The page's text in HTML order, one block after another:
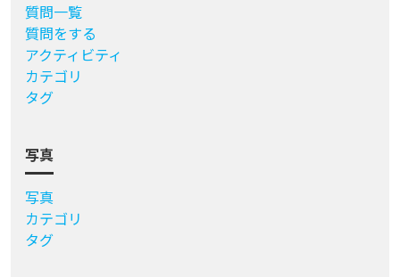
質問一覧
質問をする
アクティビティ
カテゴリ
タグ
写真
写真
カテゴリ
タグ